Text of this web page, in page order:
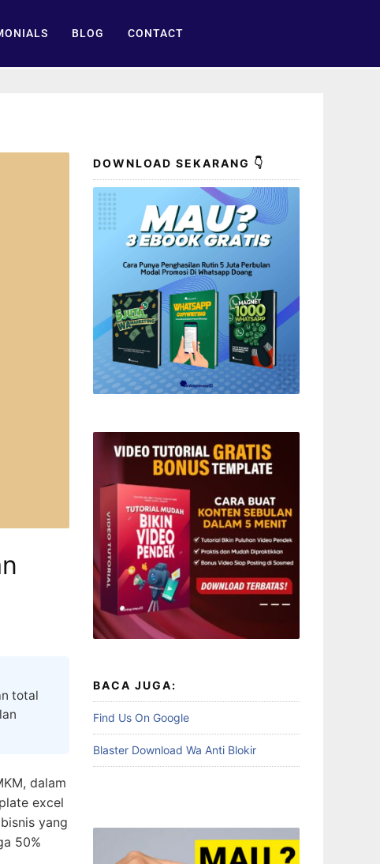
BLOG CONTACT
total
dalam
excel
yang
50%
DOWNLOAD SEKARANG 👇
BACA JUGA:
Find Us On Google
Blaster Download Wa Anti Blokir